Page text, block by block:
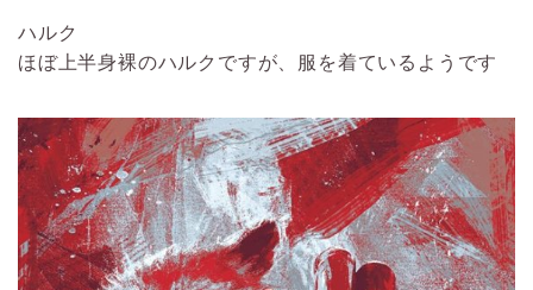
ハルク
ほぼ上半身裸のハルクですが、服を着ているようです